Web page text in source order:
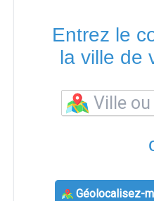
Entrez le
la ville de
Géolocalisez-